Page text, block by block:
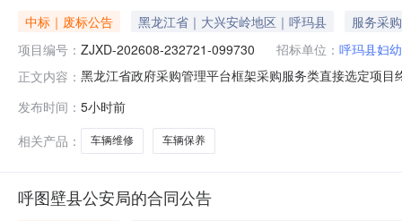
中标｜废标公告 黑龙江省｜大兴安岭地区｜呼玛县
服务采购
项目编号： ZJXD-202608-232721-099730 招标单位： 呼玛县妇
正文内容： 黑龙江省政府采购管理平台框架采购服务类直接选定项
务中心发布时间：2026年08月08日
发布时间： 5小时前
相关产品：
车辆维修 车辆保养
呼图壁县公安局的合同公告